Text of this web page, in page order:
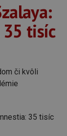
tisíc
či kvôli